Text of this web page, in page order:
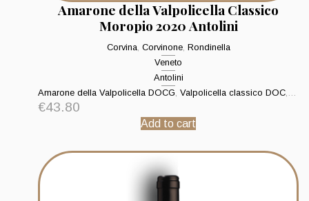
Amarone della Valpolicella Classico
Moropio 2020 Antolini
Corvina, Corvinone, Rondinella
Veneto
Antolini
Amarone della Valpolicella DOCG, Valpolicella classico DOC,
€43.80
Add to cart